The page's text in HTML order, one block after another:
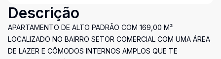
Descrição
APARTAMENTO DE ALTO PADRÃO COM 169,00 M²
LOCALIZADO NO BAIRRO SETOR COMERCIAL COM UMA ÁREA
DE LAZER E CÔMODOS INTERNOS AMPLOS QUE TE